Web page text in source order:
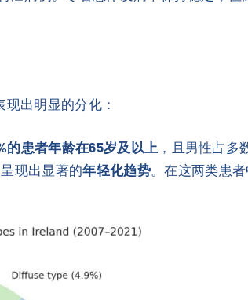
出明显的分化：
的患者年龄在65岁及以上 ，且男性占多
呈现出显著的年轻化趋势。在这两类患